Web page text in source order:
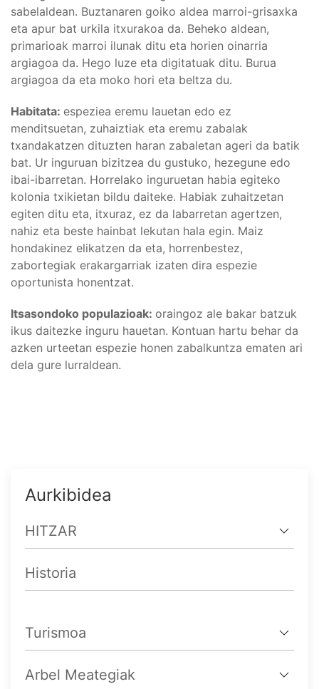
sabelaldean. Buztanaren goiko aldea marroi-grisaxka
eta apur bat urkila itxurakoa da. Beheko aldean,
primarioak marroi ilunak ditu eta horien oinarria
argiagoa da. Hego luze eta digitatuak ditu. Burua
argiagoa da eta moko hori eta beltza du.
Habitata: espeziea eremu lauetan edo ez
menditsuetan, zuhaiztiak eta eremu zabalak
txandakatzen dituzten haran zabaletan ageri da batik
bat. Ur inguruan bizitzea du gustuko, hezegune edo
ibai-ibarretan. Horrelako inguruetan habia egiteko
kolonia txikietan bildu daiteke. Habiak zuhaitzetan
egiten ditu eta, itxuraz, ez da labarretan agertzen,
nahiz eta beste hainbat lekutan hala egin. Maiz
hondakinez elikatzen da eta, horrenbestez,
zabortegiak erakargarriak izaten dira espezie
oportunista honentzat.
Itsasondoko populazioak: oraingoz ale bakar batzuk
ikus daitezke inguru hauetan. Kontuan hartu behar da
azken urteetan espezie honen zabalkuntza ematen ari
dela gure lurraldean.
Aurkibidea
HITZAR
Historia
Turismoa
Arbel Meategiak